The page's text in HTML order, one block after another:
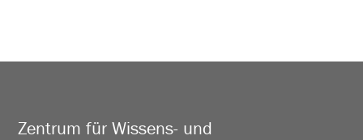
Zentrum für Wissens- und